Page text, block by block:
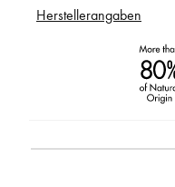
Herstellerangaben